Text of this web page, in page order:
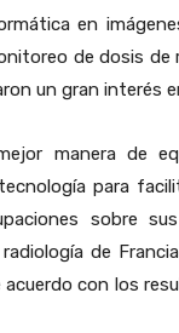
en
de dosis
un gran interés
manera de
para
sobre
de
con los